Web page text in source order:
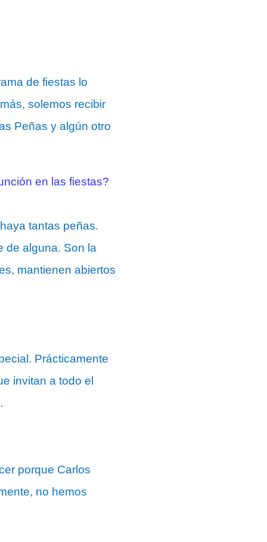
de fiestas lo
solemos recibir
Peñas y algún otro
en las fiestas?
tantas peñas.
de alguna. Son la
mantienen abiertos
Prácticamente
invitan a todo el
porque Carlos
no hemos